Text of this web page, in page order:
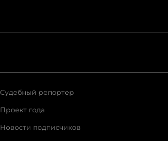
Судебный репортер
Проект года
Новости подписчиков